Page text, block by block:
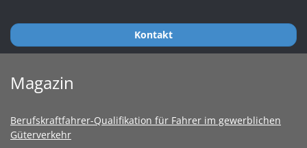
Kontakt
Magazin
Berufskraftfahrer-Qualifikation für Fahrer im gewerblichen
Güterverkehr